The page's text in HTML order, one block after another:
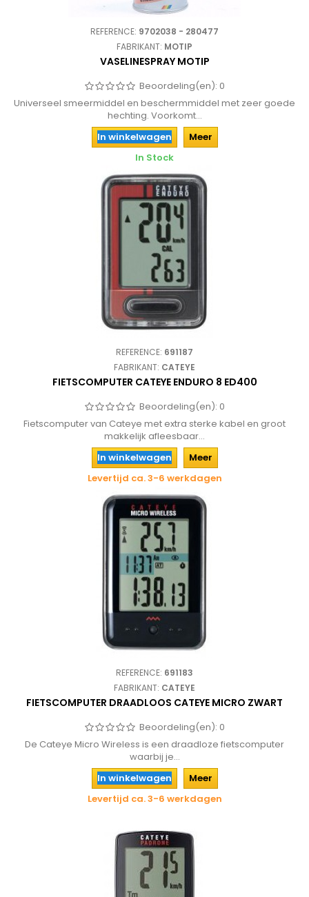
REFERENCE: 9702038 - 280477
FABRIKANT: MOTIP
VASELINESPRAY MOTIP
Beoordeling(en): 0
Universeel smeermiddel en beschermmiddel met zeer goede
hechting. Voorkomt...
In winkelwagen
Meer
In Stock
REFERENCE: 691187
FABRIKANT: CATEYE
FIETSCOMPUTER CATEYE ENDURO 8 ED400
Beoordeling(en): 0
Fietscomputer van Cateye met extra sterke kabel en groot
makkelijk afleesbaar...
In winkelwagen
Meer
Levertijd ca. 3-6 werkdagen
REFERENCE: 691183
FABRIKANT: CATEYE
FIETSCOMPUTER DRAADLOOS CATEYE MICRO ZWART
Beoordeling(en): 0
De Cateye Micro Wireless is een draadloze fietscomputer
waarbij je...
In winkelwagen
Meer
Levertijd ca. 3-6 werkdagen